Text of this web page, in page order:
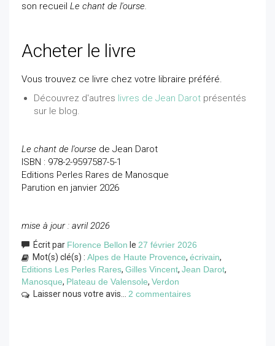
son recueil Le chant de l'ourse.
Acheter le livre
Vous trouvez ce livre chez votre libraire préféré.
Découvrez d'autres livres de Jean Darot présentés
sur le blog.
Le chant de l'ourse de Jean Darot
ISBN : 978-2-9597587-5-1
Editions Perles Rares de Manosque
Parution en janvier 2026
mise à jour : avril 2026
Écrit par Florence Bellon le 27 février 2026
Mot(s) clé(s) : Alpes de Haute Provence, écrivain,
Editions Les Perles Rares, Gilles Vincent, Jean Darot,
Manosque, Plateau de Valensole, Verdon
Laisser nous votre avis... 2 commentaires